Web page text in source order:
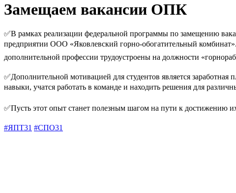
Замещаем вакансии ОПК
✅В рамках реализации федеральной программы по замещению
предприятии ООО «Яковлевский горно-обогатительный
дополнительной профессии трудоустроены на должности
✅Дополнительной мотивацией для студентов является
навыки, учатся работать в команде и находить решения для
✅Пусть этот опыт станет полезным шагом на пути к достижению
#ЯПТ31 #СПО31